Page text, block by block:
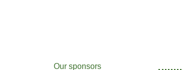
Our sponsors